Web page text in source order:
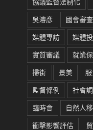
吳濬彥
國會審查
媒體專訪
媒體
實質審議
就業
掃街
景美
監督條例
社會
臨時會
自然人
衝擊影響評估